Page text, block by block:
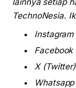
TechnoNesia.
Instagram
Facebook
X